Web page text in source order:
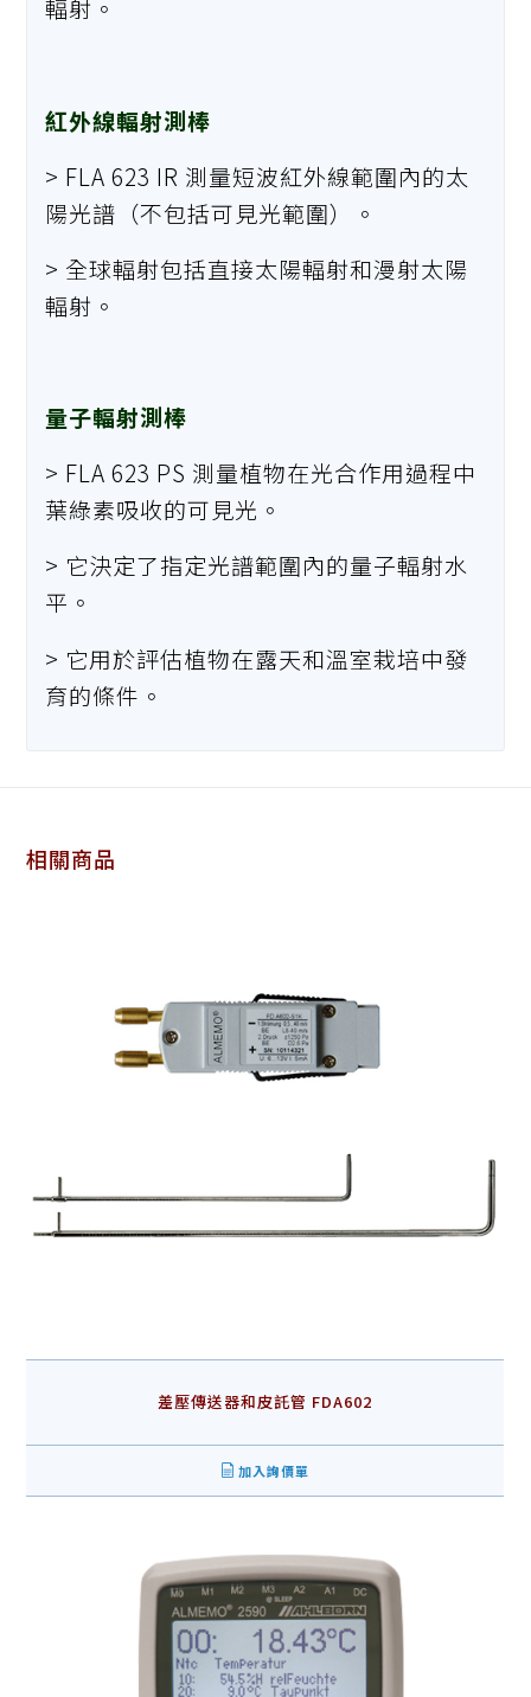
輻射。
紅外線輻射測棒
> FLA 623 IR 測量短波紅外線範圍內的太
陽光譜（不包括可見光範圍）。
> 全球輻射包括直接太陽輻射和漫射太陽
輻射。
量子輻射測棒
> FLA 623 PS 測量植物在光合作用過程中
葉綠素吸收的可見光。
> 它決定了指定光譜範圍內的量子輻射水
平。
> 它用於評估植物在露天和溫室栽培中發
育的條件。
相關商品
差壓傳送器和皮託管 FDA602
加入詢價單